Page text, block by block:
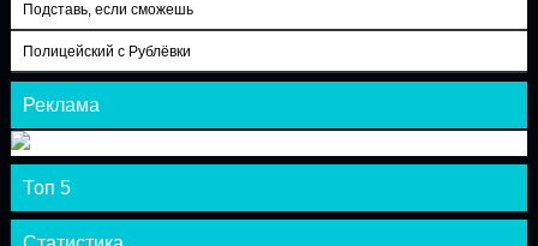
Подставь, если сможешь
Полицейский с Рублёвки
Реклама
Топ 5